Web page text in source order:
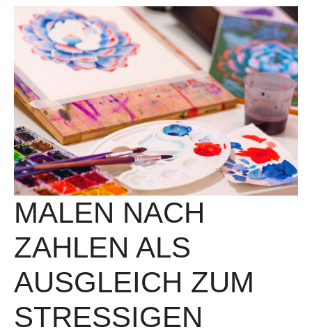
MALEN NACH
ZAHLEN ALS
AUSGLEICH ZUM
STRESSIGEN